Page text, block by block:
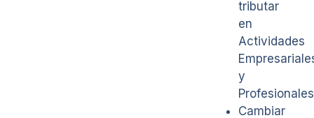
tributar
en
Actividades
y
Cambiar